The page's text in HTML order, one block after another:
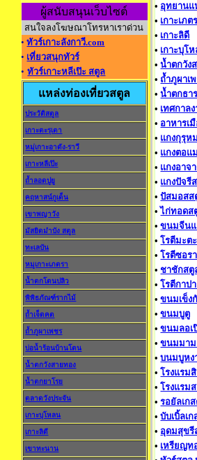
ผู้สนับสนุนเว็บไซต์
สนใจลงโฆษณาโทรหาเราด่วน
•ทัวร์เกาะลังกาวี.com
• เที่ยวสนุกทัวร์
• ทัวร์เกาะหลีเป๊ะ สตูล
แหล่งท่องเที่ยวสตูล
ประวัติสตูล
เกาะตะรุเตา
หมู่เกาะอาดัง-ราวี
เกาะหลีเป๊ะ
ถ้ำลอดปูยู
คฤหาสน์กูเด็น
เขาพญาวัง
มัสยิดมำบัง สตูล
ทะเลบัน
หมูเกาะเภตรา
น้ำตกโตนปลิว
พิพิธภัณฑ์รากไม้
ถ้ำเจ็ดคต
ถ้ำภูผาเพชร
บ่อน้ำร้อนบ้านโตน
น้ำตกวังสายทอง
น้ำตกยาโรย
ตลาดวังประจัน
เกาะบุโหลน
เกาะลิดี
เขาทะนาน
• อุทยานแ
• เกาะเภ
• เกาะลิดี
• เกาะบุโ
•น้ำตกวัง
• ถ้ำภูผาเ
•น้ำตกธา
• เทศกาล
• อาหารเ
• แกงกุรุห
• แกงตอแ
• แกงอาจ
• แกงปัจรี
•ปัสมอสส
•ไก่ทอดส
•ขนมจีน
•โรตีมะต
•โรตีซอร
• ชาชักสตู
•โรตีกาป
•ขนมเข็ง
•ขนมบูตู
•ขนมลอเ
•ขนมมา
•บนมบูหง
•โรงแรม
•โรงแรม
•รอยัลเก
•บับเบิ้ลเก
• อุดมสุขรี
• เหรียญท